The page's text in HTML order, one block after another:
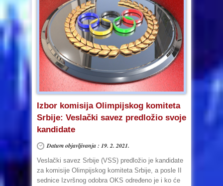
Izbor komisija Olimpijskog komiteta
Srbije: Veslački savez predložio svoje
kandidate
Datum objavljivanja : 19. 2. 2021.
Veslački savez Srbije (VSS) predložio je kandidate
za komisije Olimpijskog komiteta Srbije, a posle II
sednice Izvršnog odobra OKS određeno je i ko će